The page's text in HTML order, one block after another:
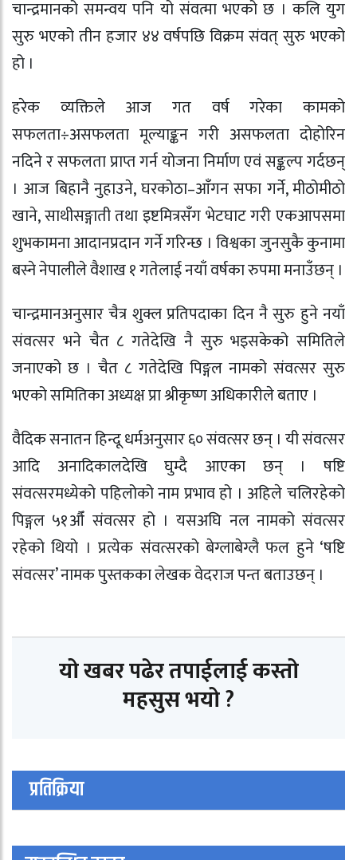
चान्द्रमानको समन्वय पनि यो संवत्मा भएको छ । कलि युग
सुरु भएको तीन हजार ४४ वर्षपछि विक्रम संवत् सुरु भएको
हो ।
हरेक व्यक्तिले आज गत वर्ष गरेका कामको
सफलता÷असफलता मूल्याङ्कन गरी असफलता दोहोरिन
नदिने र सफलता प्राप्त गर्न योजना निर्माण एवं सङ्कल्प गर्दछन्
। आज बिहानै नुहाउने, घरकोठा–आँगन सफा गर्ने, मीठोमीठो
खाने, साथीसङ्गाती तथा इष्टमित्रसँग भेटघाट गरी एकआपसमा
शुभकामना आदानप्रदान गर्ने गरिन्छ । विश्वका जुनसुकै कुनामा
बस्ने नेपालीले वैशाख १ गतेलाई नयाँ वर्षका रुपमा मनाउँछन् ।
चान्द्रमानअनुसार चैत्र शुक्ल प्रतिपदाका दिन नै सुरु हुने नयाँ
संवत्सर भने चैत ८ गतेदेखि नै सुरु भइसकेको समितिले
जनाएको छ । चैत ८ गतेदेखि पिङ्गल नामको संवत्सर सुरु
भएको समितिका अध्यक्ष प्रा श्रीकृष्ण अधिकारीले बताए ।
वैदिक सनातन हिन्दू धर्मअनुसार ६० संवत्सर छन् । यी संवत्सर
आदि अनादिकालदेखि घुम्दै आएका छन् । षष्टि
संवत्सरमध्येको पहिलोको नाम प्रभाव हो । अहिले चलिरहेको
पिङ्गल ५१औँ संवत्सर हो । यसअघि नल नामको संवत्सर
रहेको थियो । प्रत्येक संवत्सरको बेग्लाबेग्लै फल हुने ‘षष्टि
संवत्सर’ नामक पुस्तकका लेखक वेदराज पन्त बताउछन् ।
यो खबर पढेर तपाईलाई कस्तो
महसुस भयो ?
प्रतिक्रिया